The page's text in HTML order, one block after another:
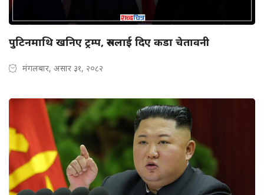
पुटिनमाथि खनिए ट्रम्प, रुसलाई दिए कडा चेतावनी
मंगलबार, असार ३१, २०८२